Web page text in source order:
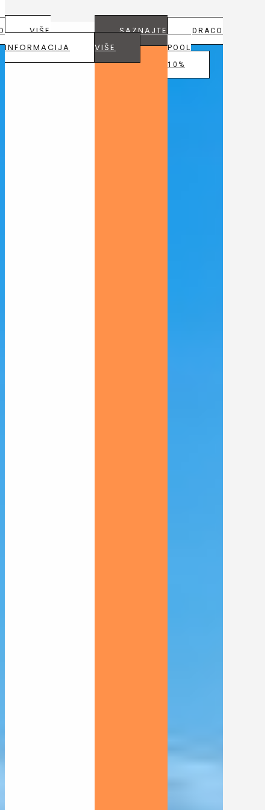
VIŠE
INFORMACIJA
SAZNAJTE
VIŠE
DRACO
POOL
10%